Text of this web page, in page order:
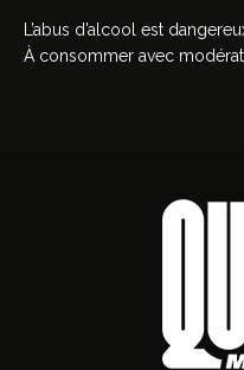
L’abus d’alcool est
À consommer avec